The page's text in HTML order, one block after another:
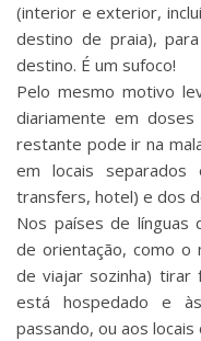
(interior e exterior,
destino de praia),
destino. É um sufoco!‬‬‬
‪Pelo mesmo motivo
diariamente em
restante pode ir na
em locais
transfers, hotel) e dos
‪Nos países de línguas
de orientação, como o
de viajar sozinha)
está hospedado e
passando, ou aos